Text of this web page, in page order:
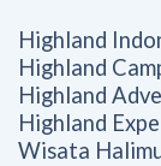
Highland
Highland
Highland
Highland
Wisata